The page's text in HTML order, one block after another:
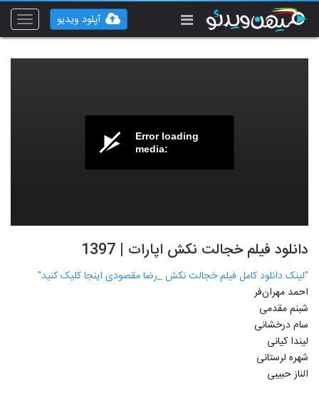
Toggle
آپلود ویدیو
Error loading
media:
دانلود فیلم خجالت نکش اپارات | 1397
"لینک دانلود کامل فیلم خجالت نکش _رضا مقصودی اینجا کلیک کنید"
احمد مهران‌فر
شبنم مقدمی
سام درخشانی
لیندا کیانی
شهره لرستانی
الناز حبیبی